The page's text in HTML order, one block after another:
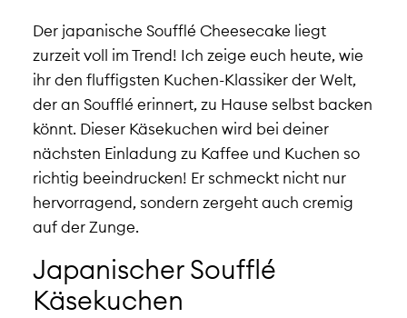
Der japanische Soufflé Cheesecake liegt
zurzeit voll im Trend! Ich zeige euch heute, wie
ihr den fluffigsten Kuchen-Klassiker der Welt,
der an Soufflé erinnert, zu Hause selbst backen
könnt. Dieser Käsekuchen wird bei deiner
nächsten Einladung zu Kaffee und Kuchen so
richtig beeindrucken! Er schmeckt nicht nur
hervorragend, sondern zergeht auch cremig
auf der Zunge.
Japanischer Soufflé
Käsekuchen